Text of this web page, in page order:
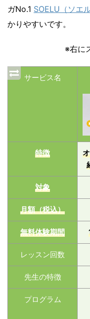
ガNo.1 SOELU（ソエル
かりやすいです。
※右に
サービス名
特徴
対象
月額（税込）
無料体験期間
レッスン回数
先生の特徴
プログラム